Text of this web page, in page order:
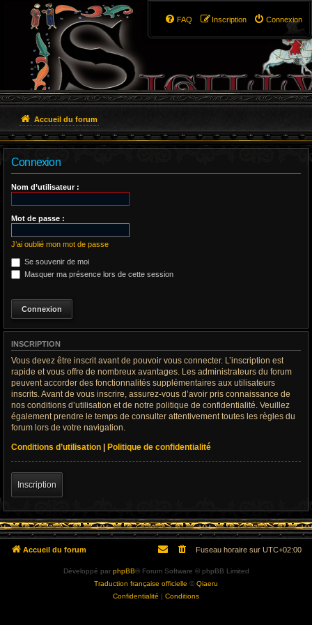
Connexion
Inscription
FAQ
Accueil du forum
Connexion
Nom d’utilisateur :
Mot de passe :
J’ai oublié mon mot de passe
Se souvenir de moi
Masquer ma présence lors de cette session
INSCRIPTION
Vous devez être inscrit avant de pouvoir vous connecter. L’inscription est
rapide et vous offre de nombreux avantages. Les administrateurs du forum
peuvent accorder des fonctionnalités supplémentaires aux utilisateurs
inscrits. Avant de vous inscrire, assurez-vous d’avoir pris connaissance de
nos conditions d’utilisation et de notre politique de confidentialité. Veuillez
également prendre le temps de consulter attentivement toutes les règles du
forum lors de votre navigation.
Conditions d’utilisation | Politique de confidentialité
Inscription
Accueil du forum Fuseau horaire sur UTC+02:00
Développé par phpBB® Forum Software © phpBB Limited
Traduction française officielle © Qiaeru
Confidentialité | Conditions